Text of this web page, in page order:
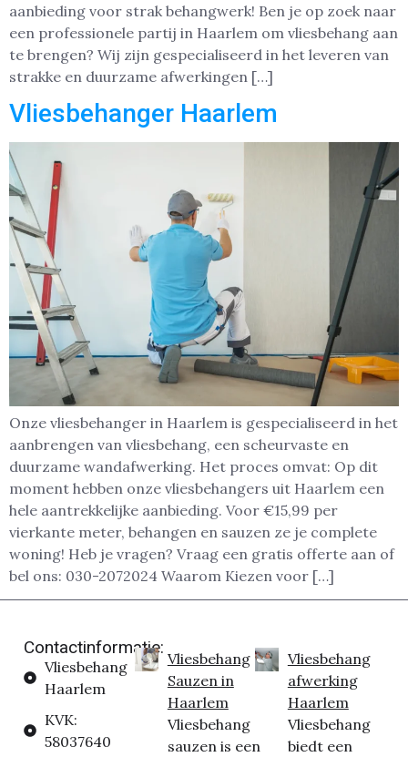
aanbieding voor strak behangwerk! Ben je op zoek naar
een professionele partij in Haarlem om vliesbehang aan
te brengen? Wij zijn gespecialiseerd in het leveren van
strakke en duurzame afwerkingen […]
Vliesbehanger Haarlem
Onze vliesbehanger in Haarlem is gespecialiseerd in het
aanbrengen van vliesbehang, een scheurvaste en
duurzame wandafwerking. Het proces omvat: Op dit
moment hebben onze vliesbehangers uit Haarlem een
hele aantrekkelijke aanbieding. Voor €15,99 per
vierkante meter, behangen en sauzen ze je complete
woning! Heb je vragen? Vraag een gratis offerte aan of
bel ons: 030-2072024 Waarom Kiezen voor […]
Contactinformatie:
Vliesbehang
Haarlem
KVK:
58037640
Vliesbehang
Sauzen in
Haarlem
Vliesbehang
sauzen is een
Vliesbehang
afwerking
Haarlem
Vliesbehang
biedt een